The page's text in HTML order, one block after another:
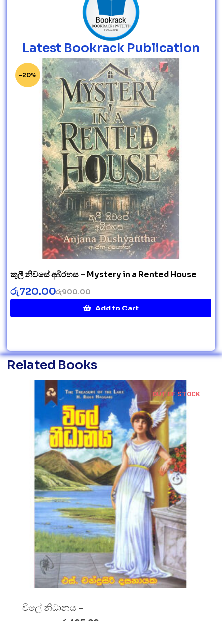
Latest Bookrack Publication
-20%
කුලී නිවසේ අබිරහස – Mystery in a Rented House
රු900.00
රු720.00
Add to Cart
Related Books
OUT OF STOCK
විලේ නිධානය –